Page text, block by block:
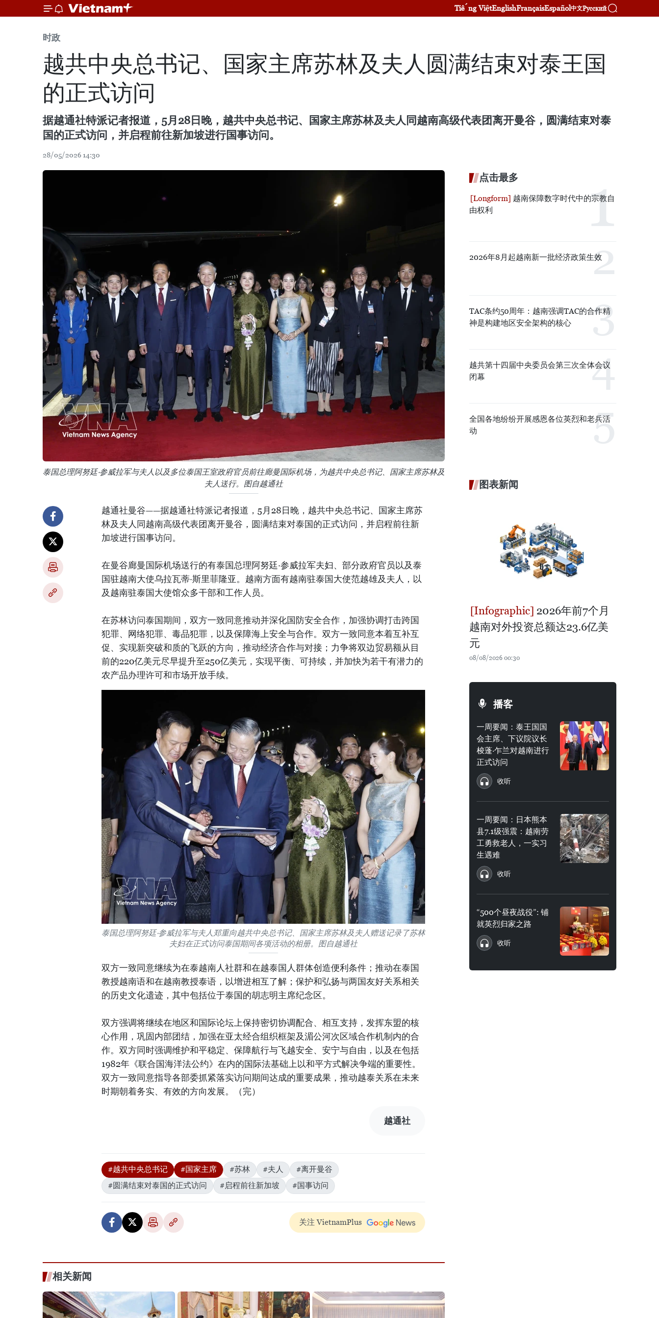
Tiếng ViệtEnglishFrançaisEspañol中文Русский
时政
越共中央总书记、国家主席苏林及夫人圆满结束对泰王国
的正式访问
据越通社特派记者报道，5月28日晚，越共中央总书记、国家主席苏林及夫人同越南高级代表团离开曼谷，圆满结束对泰
国的正式访问，并启程前往新加坡进行国事访问。
28/05/2026 14:30
泰国总理阿努廷·参威拉军与夫人以及多位泰国王室政府官员前往廊曼国际机场，为越共中央总书记、国家主席苏林及
夫人送行。图自越通社
越通社曼谷——据越通社特派记者报道，5月28日晚，越共中央总书记、国家主席苏
林及夫人同越南高级代表团离开曼谷，圆满结束对泰国的正式访问，并启程前往新
加坡进行国事访问。
在曼谷廊曼国际机场送行的有泰国总理阿努廷·参威拉军夫妇、部分政府官员以及泰
国驻越南大使乌拉瓦蒂·斯里菲隆亚。越南方面有越南驻泰国大使范越雄及夫人，以
及越南驻泰国大使馆众多干部和工作人员。
在苏林访问泰国期间，双方一致同意推动并深化国防安全合作，加强协调打击跨国
犯罪、网络犯罪、毒品犯罪，以及保障海上安全与合作。双方一致同意本着互补互
促、实现新突破和质的飞跃的方向，推动经济合作与对接；力争将双边贸易额从目
前的220亿美元尽早提升至250亿美元，实现平衡、可持续，并加快为若干有潜力的
农产品办理许可和市场开放手续。
泰国总理阿努廷·参威拉军与夫人郑重向越共中央总书记、国家主席苏林及夫人赠送记录了苏林
夫妇在正式访问泰国期间各项活动的相册。图自越通社
双方一致同意继续为在泰越南人社群和在越泰国人群体创造便利条件；推动在泰国
教授越南语和在越南教授泰语，以增进相互了解；保护和弘扬与两国友好关系相关
的历史文化遗迹，其中包括位于泰国的胡志明主席纪念区。
双方强调将继续在地区和国际论坛上保持密切协调配合、相互支持，发挥东盟的核
心作用，巩固内部团结，加强在亚太经合组织框架及湄公河次区域合作机制内的合
作。双方同时强调维护和平稳定、保障航行与飞越安全、安宁与自由，以及在包括
1982年《联合国海洋法公约》在内的国际法基础上以和平方式解决争端的重要性。
双方一致同意指导各部委抓紧落实访问期间达成的重要成果，推动越泰关系在未来
时期朝着务实、有效的方向发展。（完）
越通社
#越共中央总书记 #国家主席 #苏林 #夫人
#离开曼谷
#圆满结束对泰国的正式访问
#启程前往新加坡 #国事访问
关注 VietnamPlus
相关新闻
点击最多
越南保障数字时代中的宗教自
由权利
2026年8月起越南新一批经济政策生效
TAC条约50周年：越南强调TAC的合作精
神是构建地区安全架构的核心
越共第十四届中央委员会第三次全体会议
闭幕
全国各地纷纷开展感恩各位英烈和老兵活
动
图表新闻
2026年前7个月
越南对外投资总额达23.6亿美
元
08/08/2026 00:30
播客
一周要闻：泰王国国
会主席、下议院议长
梭蓬·乍兰对越南进行
正式访问
收听
一周要闻：日本熊本
县7.1级强震：越南劳
工勇救老人，一实习
生遇难
收听
“500个昼夜战役”: 铺
就英烈归家之路
收听